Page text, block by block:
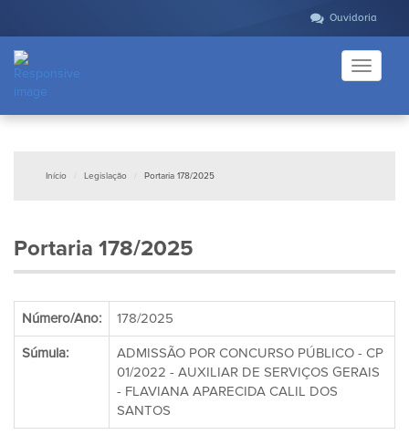
Ouvidoria
Toggle
Início Legislação Portaria 178/2025
Portaria 178/2025
Número/Ano: 178/2025
Súmula:
ADMISSÃO POR CONCURSO PÚBLICO - CP
01/2022 - AUXILIAR DE SERVIÇOS GERAIS
- FLAVIANA APARECIDA CALIL DOS
SANTOS